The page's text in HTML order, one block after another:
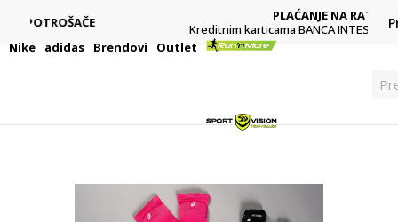
Kreditnim karticama BANCA INTESA platite na 9 rata
Nike adidas Brendovi Outlet